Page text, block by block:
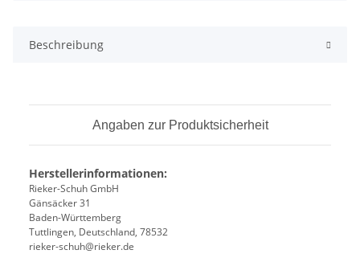
Beschreibung
Angaben zur Produktsicherheit
Herstellerinformationen:
Rieker-Schuh GmbH
Gänsäcker 31
Baden-Württemberg
Tuttlingen, Deutschland, 78532
rieker-schuh@rieker.de